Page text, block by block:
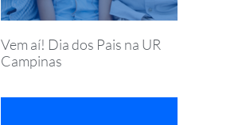
Vem aí! Dia dos Pais na UR
Campinas